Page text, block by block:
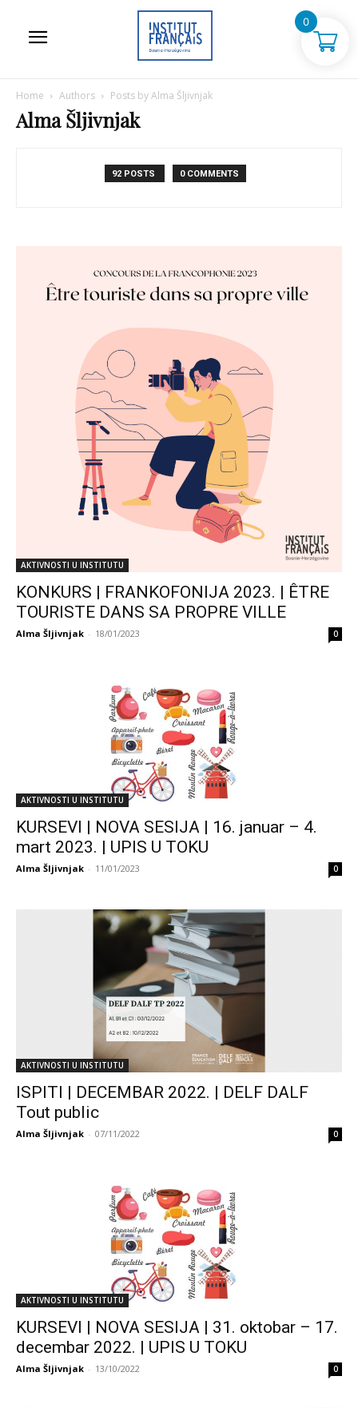
Home Authors Posts by Alma Šljivnjak
Alma Šljivnjak
92 POSTS 0 COMMENTS
AKTIVNOSTI U INSTITUTU
KONKURS | FRANKOFONIJA 2023. | ÊTRE
TOURISTE DANS SA PROPRE VILLE
Alma Šljivnjak - 18/01/2023 0
AKTIVNOSTI U INSTITUTU
KURSEVI | NOVA SESIJA | 16. januar – 4.
mart 2023. | UPIS U TOKU
Alma Šljivnjak - 11/01/2023 0
AKTIVNOSTI U INSTITUTU
ISPITI | DECEMBAR 2022. | DELF DALF
Tout public
Alma Šljivnjak - 07/11/2022 0
AKTIVNOSTI U INSTITUTU
KURSEVI | NOVA SESIJA | 31. oktobar – 17.
decembar 2022. | UPIS U TOKU
Alma Šljivnjak - 13/10/2022 0
0